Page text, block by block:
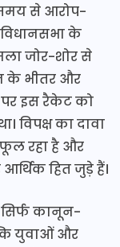
समय से आरोप-
विधानसभा के
जोर-शोर से
के भीतर और
पर इस रैकेट को
विपक्ष का दावा
रहा है और
हित जुड़े हैं।
कानून-
युवाओं और